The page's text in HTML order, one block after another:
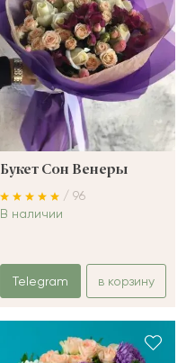
Букет Сон Венеры
/ 96
В наличии
Telegram в корзину